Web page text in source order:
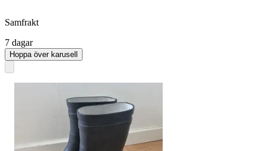
Samfrakt
7 dagar
Hoppa över karusell